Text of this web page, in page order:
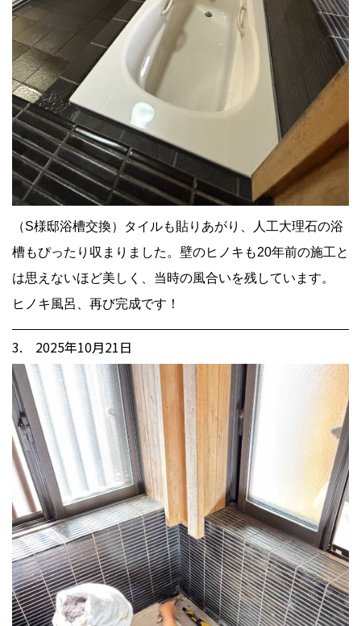
（S様邸浴槽交換）タイルも貼りあがり、人工大理石の浴
槽もぴったり収まりました。壁のヒノキも20年前の施工と
は思えないほど美しく、当時の風合いを残しています。
ヒノキ風呂、再び完成です！
3. 2025年10月21日